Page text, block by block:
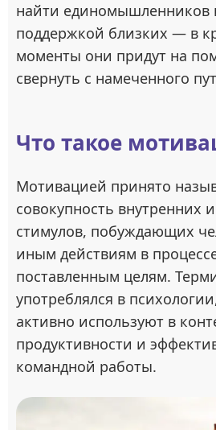
найти единомышленников
поддержкой близких — в
моменты они придут на
свернуть с намеченного
Что такое
Мотивацией принято
совокупность внутренних
стимулов, побуждающих
иным действиям в
поставленным целям.
употреблялся в
активно используют в
продуктивности и
командной работы.